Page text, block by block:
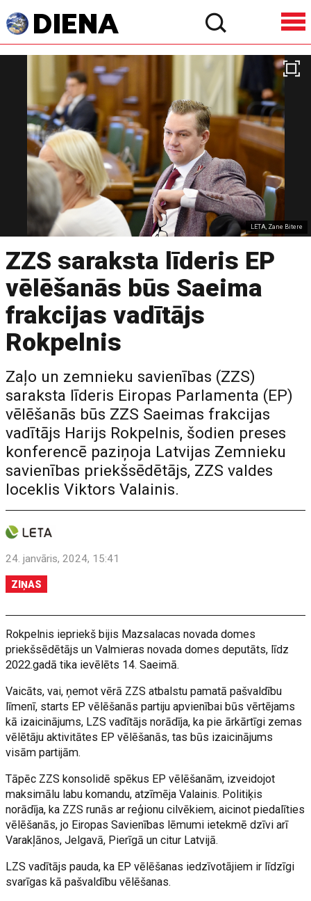
LETA, Zane Bitere
ZZS saraksta līderis EP
vēlēšanās būs Saeima
frakcijas vadītājs
Rokpelnis
Zaļo un zemnieku savienības (ZZS)
saraksta līderis Eiropas Parlamenta (EP)
vēlēšanās būs ZZS Saeimas frakcijas
vadītājs Harijs Rokpelnis, šodien preses
konferencē paziņoja Latvijas Zemnieku
savienības priekšsēdētājs, ZZS valdes
loceklis Viktors Valainis.
24. janvāris, 2024, 15:41
ZIŅAS
Rokpelnis iepriekš bijis Mazsalacas novada domes
priekšsēdētājs un Valmieras novada domes deputāts, līdz
2022.gadā tika ievēlēts 14. Saeimā.
Vaicāts, vai, ņemot vērā ZZS atbalstu pamatā pašvaldību
līmenī, starts EP vēlēšanās partiju apvienībai būs vērtējams
kā izaicinājums, LZS vadītājs norādīja, ka pie ārkārtīgi zemas
vēlētāju aktivitātes EP vēlēšanās, tas būs izaicinājums
visām partijām.
Tāpēc ZZS konsolidē spēkus EP vēlēšanām, izveidojot
maksimālu labu komandu, atzīmēja Valainis. Politiķis
norādīja, ka ZZS runās ar reģionu cilvēkiem, aicinot piedalīties
vēlēšanās, jo Eiropas Savienības lēmumi ietekmē dzīvi arī
Varakļānos, Jelgavā, Pierīgā un citur Latvijā.
LZS vadītājs pauda, ka EP vēlēšanas iedzīvotājiem ir līdzīgi
svarīgas kā pašvaldību vēlēšanas.